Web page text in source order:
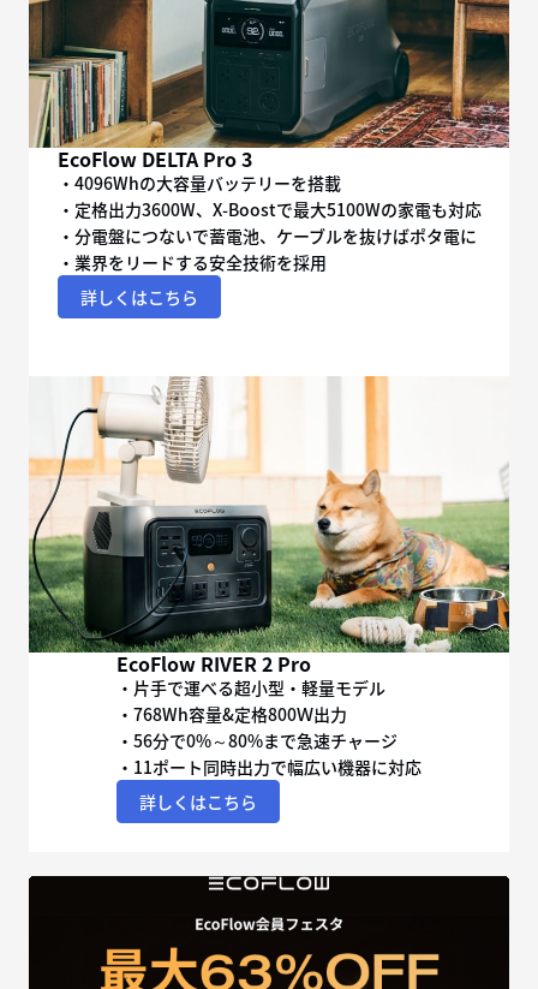
EcoFlow DELTA Pro 3
・4096Whの大容量バッテリーを搭載
・定格出力3600W、X-Boostで最大5100Wの家電も対応
・分電盤につないで蓄電池、ケーブルを抜けばポタ電に
・業界をリードする安全技術を採用
詳しくはこちら
EcoFlow RIVER 2 Pro
・片手で運べる超小型・軽量モデル
・768Wh容量&定格800Ｗ出力
・56分で0%～80%まで急速チャージ
・11ポート同時出力で幅広い機器に対応
詳しくはこちら